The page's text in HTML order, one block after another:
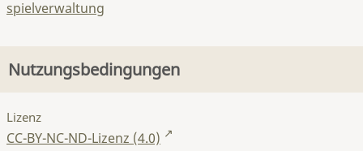
spielverwaltung
Nutzungsbedingungen
Lizenz
CC-BY-NC-ND-Lizenz (4.0)